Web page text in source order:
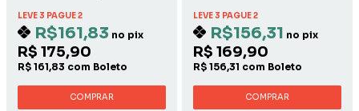
LEVE 3 PAGUE 2
R$161,83 no pix
R$ 175,90
R$ 161,83 com Boleto
COMPRAR
LEVE 3 PAGUE 2
R$156,31 no pix
R$ 169,90
R$ 156,31 com Boleto
COMPRAR